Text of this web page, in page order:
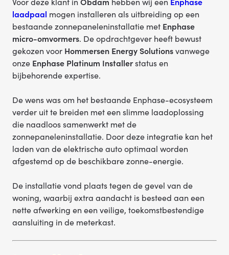
laadpaal mogen installeren als uitbreiding op een
bestaande zonnepaneleninstallatie met Enphase
micro-omvormers. De opdrachtgever heeft bewust
gekozen voor Hommersen Energy Solutionsvanwege
onze Enphase Platinum Installerstatus en
bijbehorende expertise.
De wens was om het bestaande Enphase-ecosysteem
verder uit te breiden met een slimme laadoplossing
die naadloos samenwerkt met de
zonnepaneleninstallatie. Door deze integratie kan het
laden van de elektrische auto optimaal worden
afgestemd op de beschikbare zonne-energie.
De installatie vond plaats tegen de gevel van de
woning, waarbij extra aandacht is besteed aan een
nette afwerking en een veilige, toekomstbestendige
aansluiting in de meterkast.